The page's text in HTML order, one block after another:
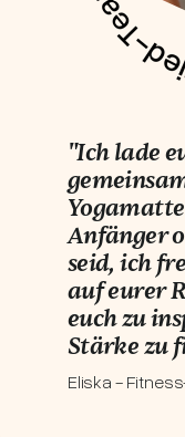
"Ich lade
Anfänger
seid, ich
auf eurer
euch zu
Stärke zu
Eliska -